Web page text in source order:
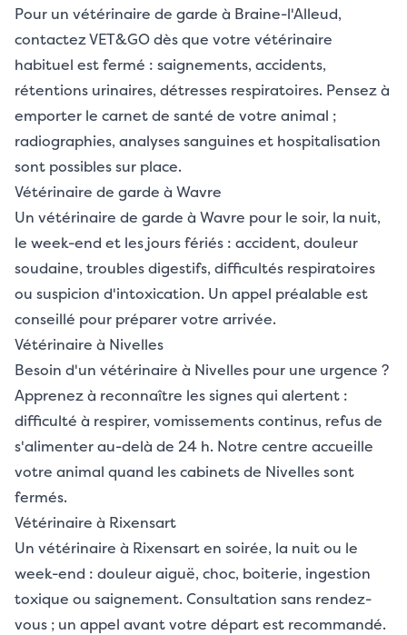
Pour un vétérinaire de garde à Braine-l'Alleud,
contactez VET&GO dès que votre vétérinaire
habituel est fermé : saignements, accidents,
rétentions urinaires, détresses respiratoires. Pensez à
emporter le carnet de santé de votre animal ;
radiographies, analyses sanguines et hospitalisation
sont possibles sur place.
Vétérinaire de garde à Wavre
Un vétérinaire de garde à Wavre pour le soir, la nuit,
le week-end et les jours fériés : accident, douleur
soudaine, troubles digestifs, difficultés respiratoires
ou suspicion d'intoxication. Un appel préalable est
conseillé pour préparer votre arrivée.
Vétérinaire à Nivelles
Besoin d'un vétérinaire à Nivelles pour une urgence ?
Apprenez à reconnaître les signes qui alertent :
difficulté à respirer, vomissements continus, refus de
s'alimenter au-delà de 24 h. Notre centre accueille
votre animal quand les cabinets de Nivelles sont
fermés.
Vétérinaire à Rixensart
Un vétérinaire à Rixensart en soirée, la nuit ou le
week-end : douleur aiguë, choc, boiterie, ingestion
toxique ou saignement. Consultation sans rendez-
vous ; un appel avant votre départ est recommandé.